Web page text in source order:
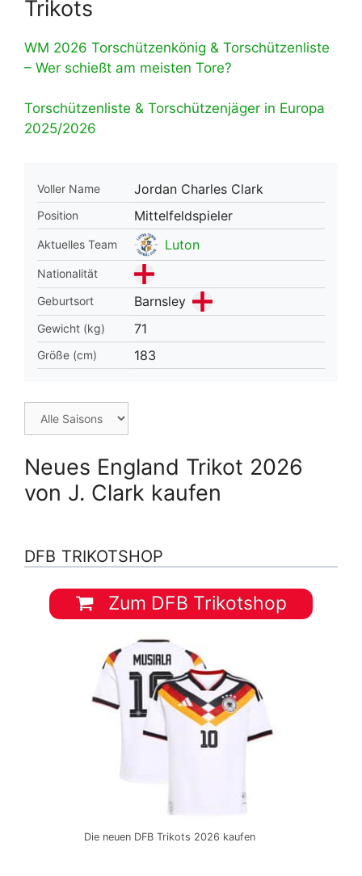
Trikots
WM 2026 Torschützenkönig & Torschützenliste
– Wer schießt am meisten Tore?
Torschützenliste & Torschützenjäger in Europa
2025/2026
Voller Name Jordan Charles Clark
Position Mittelfeldspieler
Aktuelles Team Luton
Nationalität
Geburtsort
Barnsley
Gewicht (kg) 71
Größe (cm) 183
Neues England Trikot 2026
von J. Clark kaufen
DFB TRIKOTSHOP
Zum DFB Trikotshop
Die neuen DFB Trikots 2026 kaufen